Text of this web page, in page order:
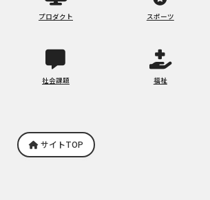
プロダクト スポーツ
社会課題 福祉
サイトTOP